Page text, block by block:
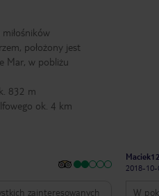
położony jest
Mar, w pobliżu
832 m
ok. 4 km
zainteresowanych
2018-10-
W